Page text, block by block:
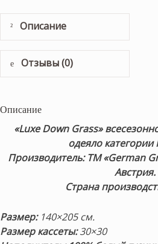
Описание
Отзывы (0)
Описание
«Luxe Down Grass»
одеяло категории
Производитель: ТМ «German
Австрия.
Страна
Размер:140×205 см.
Размер кассеты:30×30